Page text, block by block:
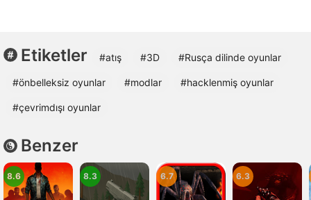
Etiketler #atış #3D #Rusça dilinde oyunlar
#önbelleksiz oyunlar #modlar #hacklenmiş oyunlar
#çevrimdışı oyunlar
Benzer
8.6 8.3 6.7 6.3